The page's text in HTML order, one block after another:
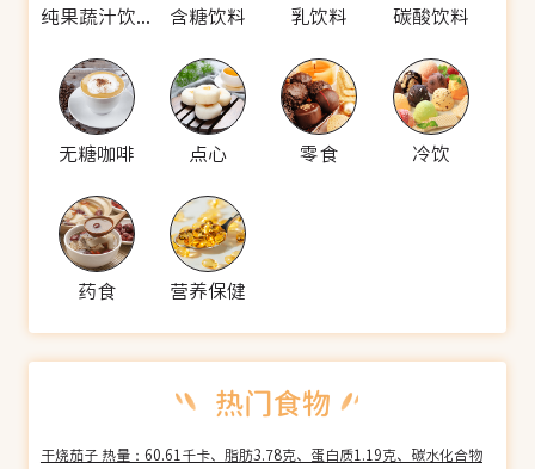
纯果蔬汁饮料 含糖饮料 乳饮料 碳酸饮料
无糖咖啡 点心 零食 冷饮
药食 营养保健
干烧茄子 热量：60.61千卡、脂肪3.78克、蛋白质1.19克、碳水化合物